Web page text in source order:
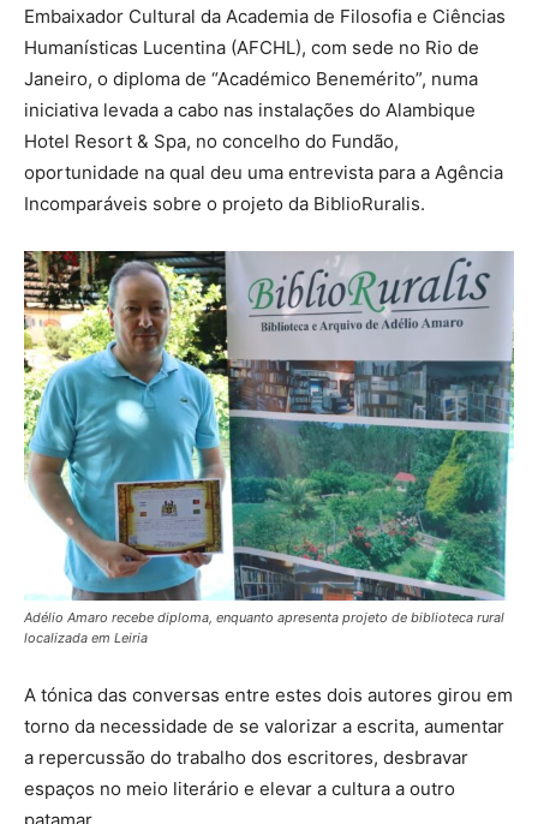
Embaixador Cultural da Academia de Filosofia e Ciências
Humanísticas Lucentina (AFCHL), com sede no Rio de
Janeiro, o diploma de “Académico Benemérito”, numa
iniciativa levada a cabo nas instalações do Alambique
Hotel Resort & Spa, no concelho do Fundão,
oportunidade na qual deu uma entrevista para a Agência
Incomparáveis sobre o projeto da BiblioRuralis.
Adélio Amaro recebe diploma, enquanto apresenta projeto de biblioteca rural
localizada em Leiria
A tónica das conversas entre estes dois autores girou em
torno da necessidade de se valorizar a escrita, aumentar
a repercussão do trabalho dos escritores, desbravar
espaços no meio literário e elevar a cultura a outro